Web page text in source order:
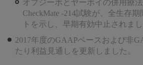
オプジーボとヤーボイの併用療
CheckMate -214試験が、全生存
トを示し、早期有効中止されまし
2017年度のGAAPベースおよび非
たり利益見通しを更新しました。